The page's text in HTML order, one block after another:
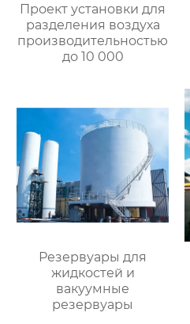
Проект установки для
разделения воздуха
производительностью
до 10 000
Резервуары для
жидкостей и
вакуумные
резервуары